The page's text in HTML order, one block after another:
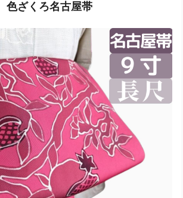
色ざくろ名古屋帯